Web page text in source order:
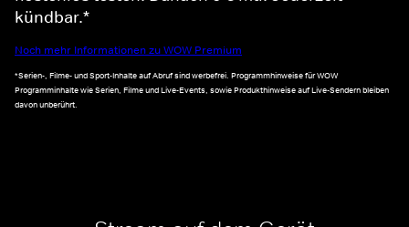
kündbar.*
Noch mehr Informationen zu WOW Premium
*Serien-, Filme- und Sport-Inhalte auf Abruf sind werbefrei. Programmhinweise für WOW
Programminhalte wie Serien, Filme und Live-Events, sowie Produkthinweise auf Live-Sendern bleiben
davon unberührt.